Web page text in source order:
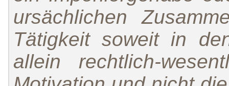
ursächlichen
Tätigkeit soweit in
allein rechtlich-